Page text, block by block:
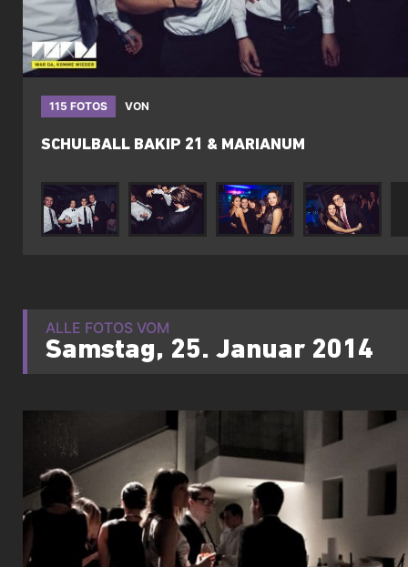
115 FOTOS VON
SCHULBALL BAKIP 21 & MARIANUM
ALLE FOTOS VOM
Samstag, 25. Januar 2014